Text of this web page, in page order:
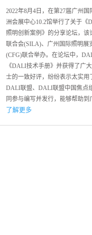
2022年8月4日，在第27届广州
洲会展中心10.2馆举行了关于《
照明创新案例》的分享论坛，
联合会(SILA)、广州国际照明展
(CFG)联合举办。在论坛中，
《DALI技术手册》并获得了广
士的一致好评，纷纷表示太实
DALI联盟、DALI联盟中国焦点
同参与编写并发行，能够帮助到
了解更多